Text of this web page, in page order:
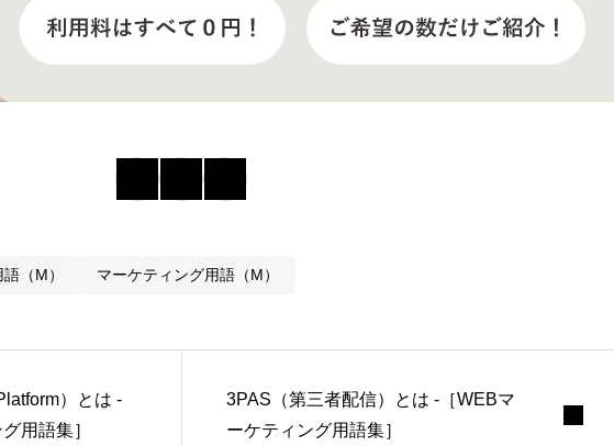
（M） マーケティング用語（M）
）とは -
用語集］
3PAS（第三者配信）とは -［WEBマ
ーケティング用語集］